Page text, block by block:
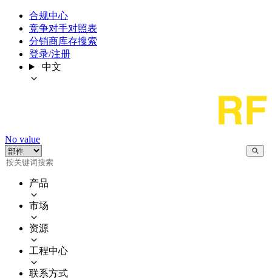
合规中心
竞争对手对照表
分销商库存搜索
登录/注册
中文
No value
产品
市场
资源
工程中心
联系方式